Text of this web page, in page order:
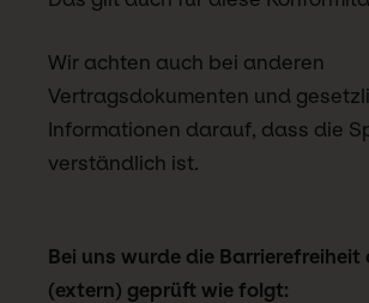
Wir achten auch bei anderen
Vertragsdokumenten und
Informationen darauf, dass die
verständlich ist.
Bei uns wurde die Barrierefreiheit
(extern) geprüft wie folgt: